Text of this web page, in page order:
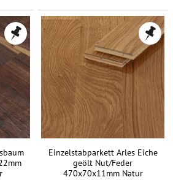
Einzelstabparkett Arles Eiche
geölt Nut/Feder
470x70x11mm Natur